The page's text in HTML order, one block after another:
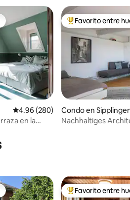
Calificación promedio: 4.96 de 5,
4.96 (280)
en la
Favorito entre
Favorito entre
Condo en
Nachhaltiges
Favorito entre
Favorito entre